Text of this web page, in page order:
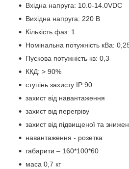
Вхідна напруга: 10.0-14.0VDC
Вихідна напруга: 220 В
Кількість фаз: 1
Номінальна потужність кВа:
Пускова потужність кв: 0,3
ККД: > 90%
ступінь захисту IP 90
захист від навантаження
захист від перегріву
захист від підвищеної та
навантаження - розетка
габарити – 160*100*60
маса 0,7 кг